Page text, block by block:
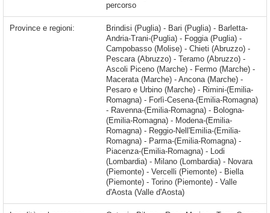
percorso
Province e regioni:
Brindisi (Puglia) - Bari (Puglia) - Barletta-
Andria-Trani-(Puglia) - Foggia (Puglia) -
Campobasso (Molise) - Chieti (Abruzzo) -
Pescara (Abruzzo) - Teramo (Abruzzo) -
Ascoli Piceno (Marche) - Fermo (Marche) -
Macerata (Marche) - Ancona (Marche) -
Pesaro e Urbino (Marche) - Rimini-(Emilia-
Romagna) - Forlì-Cesena-(Emilia-Romagna)
- Ravenna-(Emilia-Romagna) - Bologna-
(Emilia-Romagna) - Modena-(Emilia-
Romagna) - Reggio-Nell'Emilia-(Emilia-
Romagna) - Parma-(Emilia-Romagna) -
Piacenza-(Emilia-Romagna) - Lodi
(Lombardia) - Milano (Lombardia) - Novara
(Piemonte) - Vercelli (Piemonte) - Biella
(Piemonte) - Torino (Piemonte) - Valle
d'Aosta (Valle d'Aosta)